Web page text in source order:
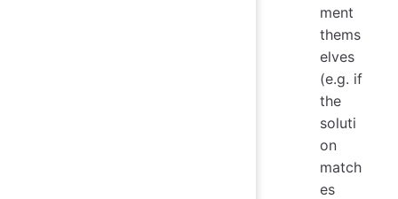
ment
thems
elves
(e.g. if
the
soluti
on
match
es